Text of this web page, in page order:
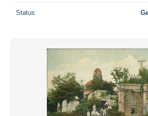
Status